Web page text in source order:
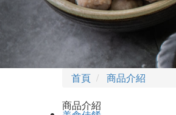
首頁
商品介紹
商品介紹